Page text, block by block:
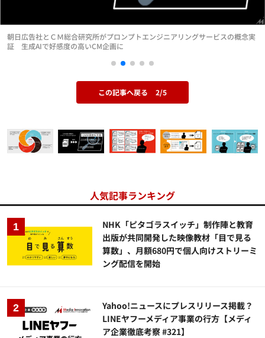
朝日広告社とＣＭ総合研究所がプロンプトエンジニアリングサービスの概念実
証 生成AIで好感度の高いCM企画に
この記事へ戻る 2/5
人気記事ランキング
NHK「ピタゴラスイッチ」制作陣と教育
出版が共同開発した映像教材「目で見る
算数」、月額680円で個人向けストリーミ
ング配信を開始
Yahoo!ニュースにプレスリリース掲載？
LINEヤフーメディア事業の行方【メディ
ア企業徹底考察 #321】